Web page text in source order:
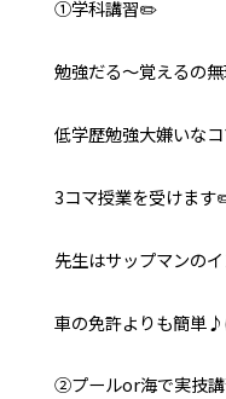
①学科講習✏️
勉強だる〜覚えるの
低学歴勉強大嫌いな
3コマ授業を受けま
先生はサップマンの
車の免許よりも簡単
②プールor海で実技